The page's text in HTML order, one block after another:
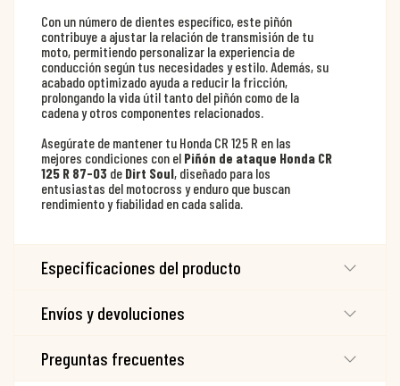
Con un número de dientes específico, este piñón
contribuye a ajustar la relación de transmisión de tu
moto, permitiendo personalizar la experiencia de
conducción según tus necesidades y estilo. Además, su
acabado optimizado ayuda a reducir la fricción,
prolongando la vida útil tanto del piñón como de la
cadena y otros componentes relacionados.
Asegúrate de mantener tu Honda CR 125 R en las
mejores condiciones con el Piñón de ataque Honda CR
125 R 87-03 de Dirt Soul, diseñado para los
entusiastas del motocross y enduro que buscan
rendimiento y fiabilidad en cada salida.
Especificaciones del producto
Envíos y devoluciones
Preguntas frecuentes